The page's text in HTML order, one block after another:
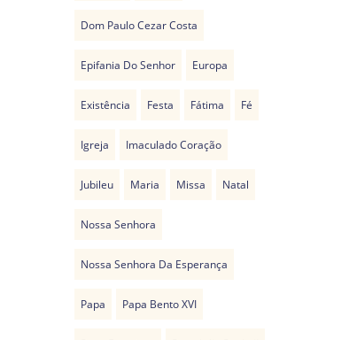
Dom Paulo Cezar Costa
Epifania Do Senhor Europa
Existência Festa Fátima Fé
Igreja Imaculado Coração
Jubileu Maria Missa Natal
Nossa Senhora
Nossa Senhora Da Esperança
Papa Papa Bento XVI